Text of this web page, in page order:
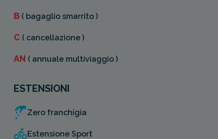
B ( bagaglio smarrito )
C ( cancellazione )
AN ( annuale multiviaggio )
ESTENSIONI
Zero franchigia
Estensione Sport